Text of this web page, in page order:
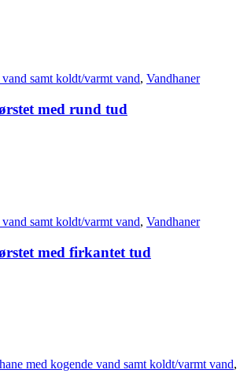
samt koldt/varmt vand, Vandhaner
med rund tud
samt koldt/varmt vand, Vandhaner
med firkantet tud
med kogende vand samt koldt/varmt vand,